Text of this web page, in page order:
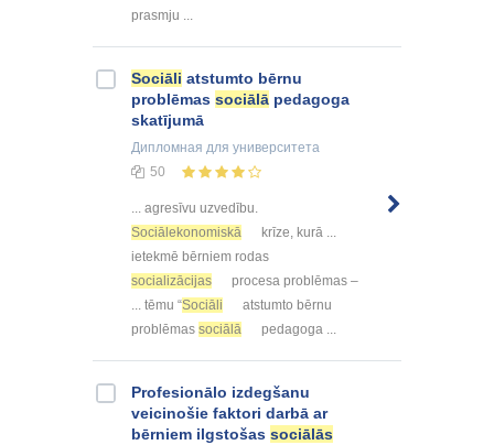
prasmju ...
Sociāli atstumto bērnu
problēmas sociālā pedagoga
skatījumā
Дипломная для университета
50
... agresīvu uzvedību.
Sociālekonomiskā
krīze, kurā ...
ietekmē bērniem rodas
socializācijas
procesa problēmas –
... tēmu “Sociāli
atstumto bērnu
problēmas sociālā pedagoga ...
Profesionālo izdegšanu
veicinošie faktori darbā ar
bērniem ilgstošas sociālās